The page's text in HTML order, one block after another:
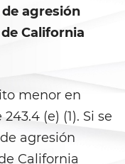
Vault
agresión
California
menor en
(e) (1). Si se
agresión
California